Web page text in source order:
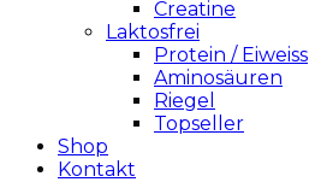
Creatine
Laktosfrei
Protein / Eiweiss
Aminosäuren
Riegel
Topseller
Shop
Kontakt